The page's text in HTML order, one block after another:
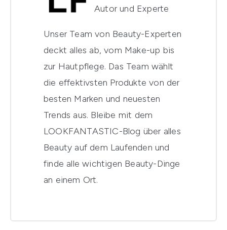
Autor und Experte
Unser Team von Beauty-Experten
deckt alles ab, vom Make-up bis
zur Hautpflege. Das Team wählt
die effektivsten Produkte von der
besten Marken und neuesten
Trends aus. Bleibe mit dem
LOOKFANTASTIC-Blog über alles
Beauty auf dem Laufenden und
finde alle wichtigen Beauty-Dinge
an einem Ort.